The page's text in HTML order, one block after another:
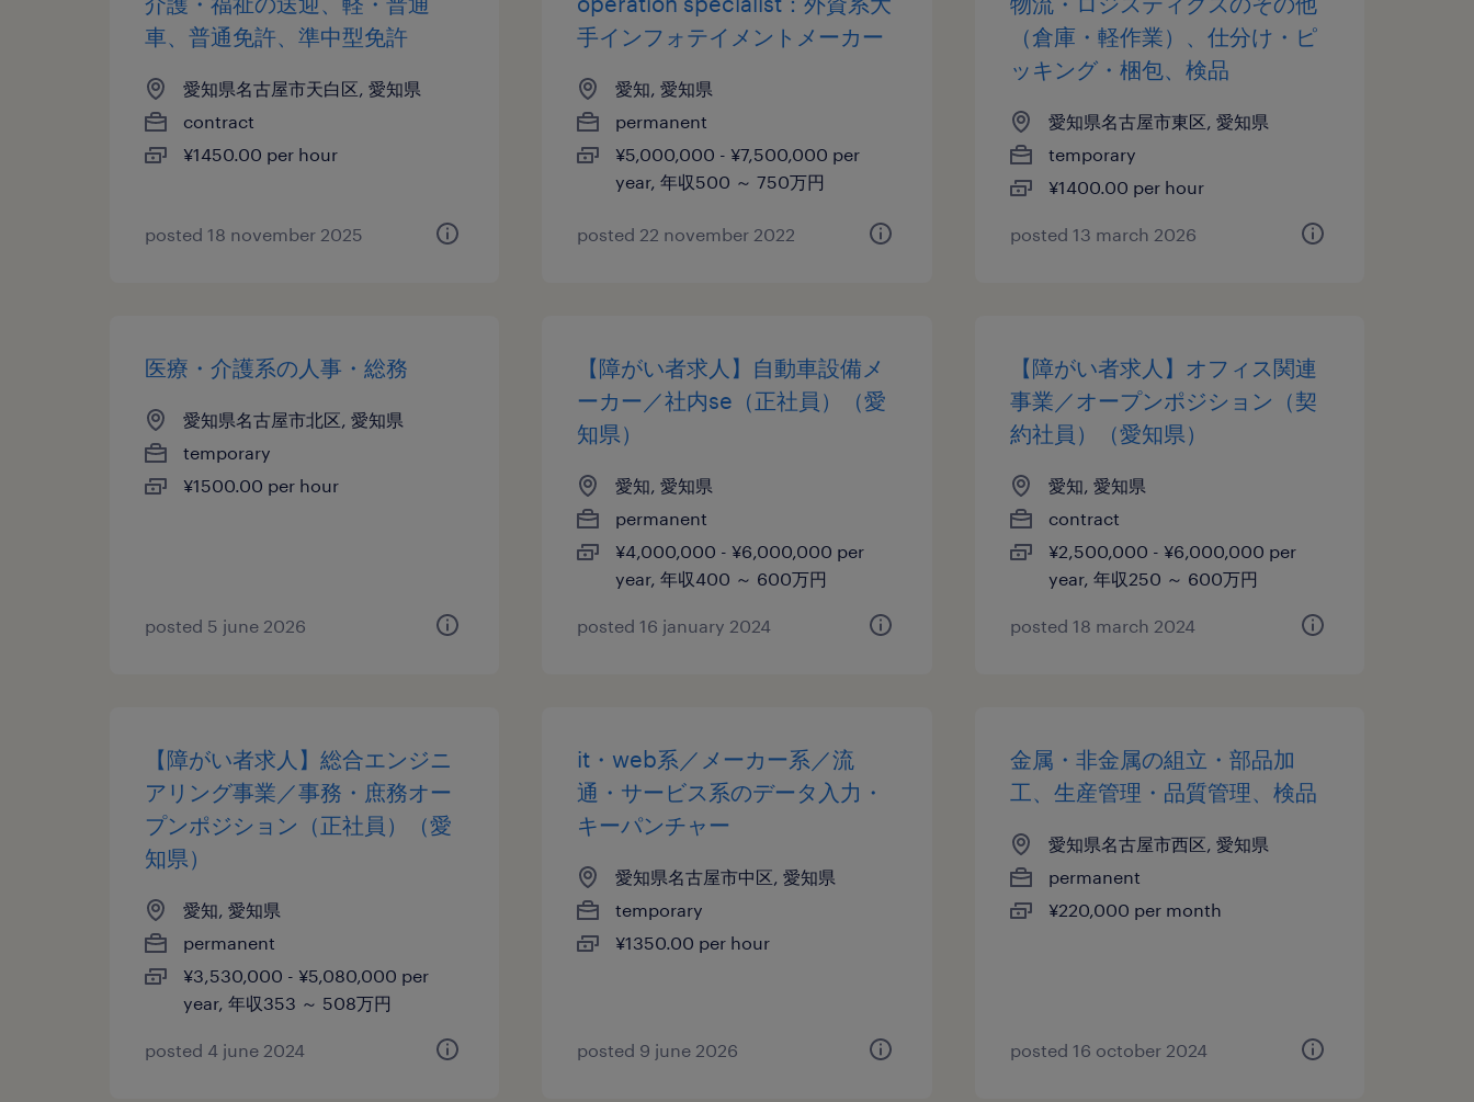
車、普通免許、準中型免許
愛知県名古屋市天白区, 愛知県
contract
¥1450.00 per hour
posted 18 november 2025
手インフォテイメントメーカー
愛知, 愛知県
permanent
¥5,000,000 - ¥7,500,000 per
year, 年収500 ～ 750万円
posted 22 november 2022
（倉庫・軽作業）、仕分け・ピ
ッキング・梱包、検品
愛知県名古屋市東区, 愛知県
temporary
¥1400.00 per hour
posted 13 march 2026
医療・介護系の人事・総務
愛知県名古屋市北区, 愛知県
temporary
¥1500.00 per hour
posted 5 june 2026
【障がい者求人】自動車設備メ
ーカー／社内se（正社員）（愛
知県）
愛知, 愛知県
permanent
¥4,000,000 - ¥6,000,000 per
year, 年収400 ～ 600万円
posted 16 january 2024
【障がい者求人】オフィス関連
事業／オープンポジション（契
約社員）（愛知県）
愛知, 愛知県
contract
¥2,500,000 - ¥6,000,000 per
year, 年収250 ～ 600万円
posted 18 march 2024
【障がい者求人】総合エンジニ
アリング事業／事務・庶務オー
プンポジション（正社員）（愛
知県）
愛知, 愛知県
permanent
¥3,530,000 - ¥5,080,000 per
year, 年収353 ～ 508万円
posted 4 june 2024
it・web系／メーカー系／流
通・サービス系のデータ入力・
キーパンチャー
愛知県名古屋市中区, 愛知県
temporary
¥1350.00 per hour
posted 9 june 2026
金属・非金属の組立・部品加
工、生産管理・品質管理、検品
愛知県名古屋市西区, 愛知県
permanent
¥220,000 per month
posted 16 october 2024